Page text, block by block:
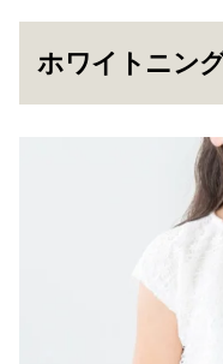
ホワイトニン